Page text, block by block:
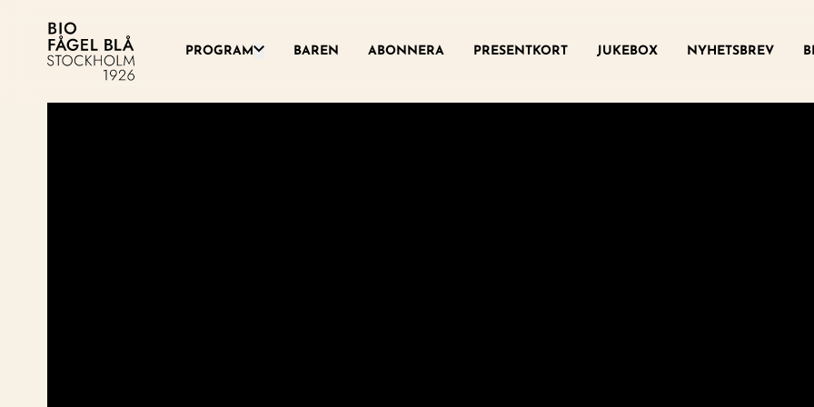
PROGRAM Växla denna rullgardinsmeny
BAREN ABONNERA PRESENTKORT JUKEBOX NYHETSBREV